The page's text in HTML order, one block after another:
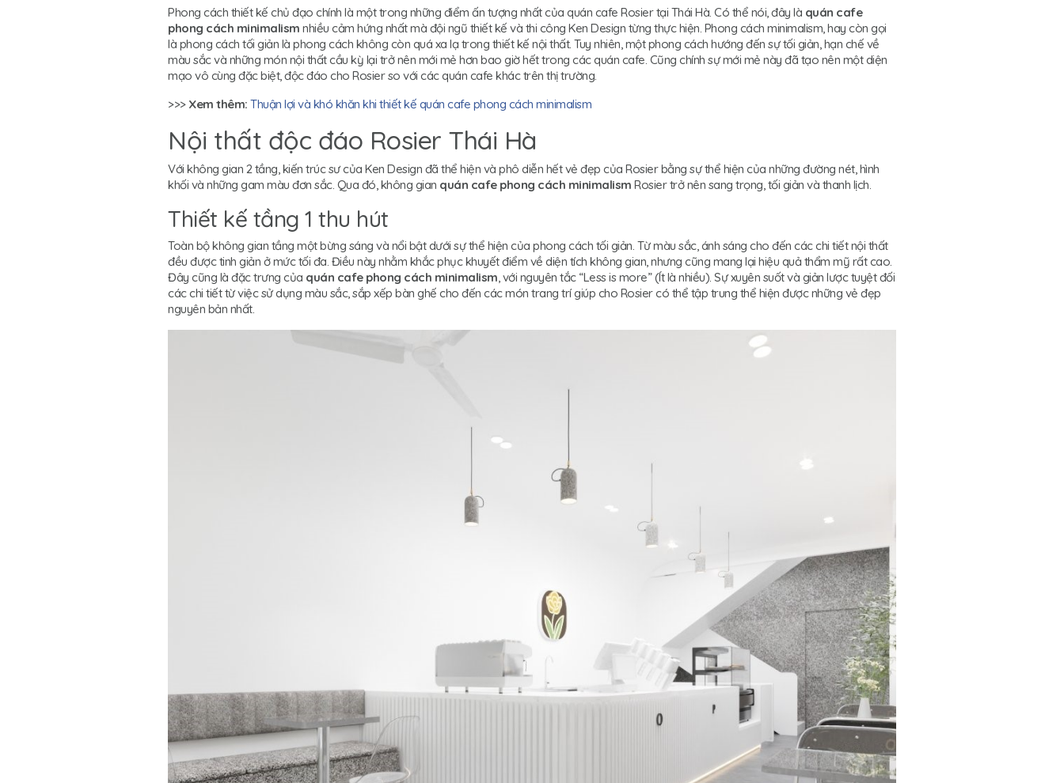
Phong cách thiết kế chủ đạo chính là một trong những điểm ấn tượng nhất của quán cafe Rosier tại Thái Hà. Có thể nói, đây là quán cafe
phong cách minimalism nhiều cảm hứng nhất mà đội ngũ thiết kế và thi công Ken Design từng thực hiện. Phong cách minimalism, hay còn gọi
là phong cách tối giản là phong cách không còn quá xa lạ trong thiết kế nội thất. Tuy nhiên, một phong cách hướng đến sự tối giản, hạn chế về
màu sắc và những món nội thất cầu kỳ lại trở nên mới mẻ hơn bao giờ hết trong các quán cafe. Cũng chính sự mới mẻ này đã tạo nên một diện
mạo vô cùng đặc biệt, độc đáo cho Rosier so với các quán cafe khác trên thị trường.
>>> Xem thêm: Thuận lợi và khó khăn khi thiết kế quán cafe phong cách minimalism
Nội thất độc đáo Rosier Thái Hà
Với không gian 2 tầng, kiến trúc sư của Ken Design đã thể hiện và phô diễn hết vẻ đẹp của Rosier bằng sự thể hiện của những đường nét, hình
khối và những gam màu đơn sắc. Qua đó, không gian quán cafe phong cách minimalism Rosier trở nên sang trọng, tối giản và thanh lịch.
Thiết kế tầng 1 thu hút
Toàn bộ không gian tầng một bừng sáng và nổi bật dưới sự thể hiện của phong cách tối giản. Từ màu sắc, ánh sáng cho đến các chi tiết nội thất
đều được tinh giản ở mức tối đa. Điều này nhằm khắc phục khuyết điểm về diện tích không gian, nhưng cũng mang lại hiệu quả thẩm mỹ rất cao.
Đây cũng là đặc trưng của quán cafe phong cách minimalism, với nguyên tắc “Less is more” (Ít là nhiều). Sự xuyên suốt và giản lược tuyệt đối
các chi tiết từ việc sử dụng màu sắc, sắp xếp bàn ghế cho đến các món trang trí giúp cho Rosier có thể tập trung thể hiện được những vẻ đẹp
nguyên bản nhất.